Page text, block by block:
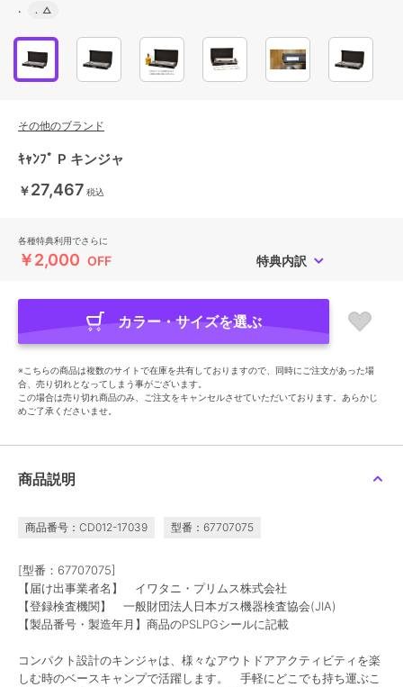
. . △
その他のブランド
ｷｬﾝﾌﾟ P キンジャ
￥27,467 税込
各種特典利用でさらに
￥2,000 OFF 特典内訳
カラー・サイズを選ぶ
※こちらの商品は複数のサイトで在庫を共有しておりますので、同時にご注文があった場
合、売り切れとなってしまう事がございます。
この場合は売り切れ商品のみ、ご注文をキャンセルさせていただいております。あらかじ
めご了承くださいませ。
商品説明
商品番号：CD012-17039 型番：67707075
[型番：67707075]
【届け出事業者名】 イワタニ・プリムス株式会社
【登録検査機関】 一般財団法人日本ガス機器検査協会(JIA)
【製品番号・製造年月】商品のPSLPGシールに記載
コンパクト設計のキンジャは、様々なアウトドアアクティビティを楽
しむ時のベースキャンプで活躍します。 手軽にどこでも持ち運ぶこ